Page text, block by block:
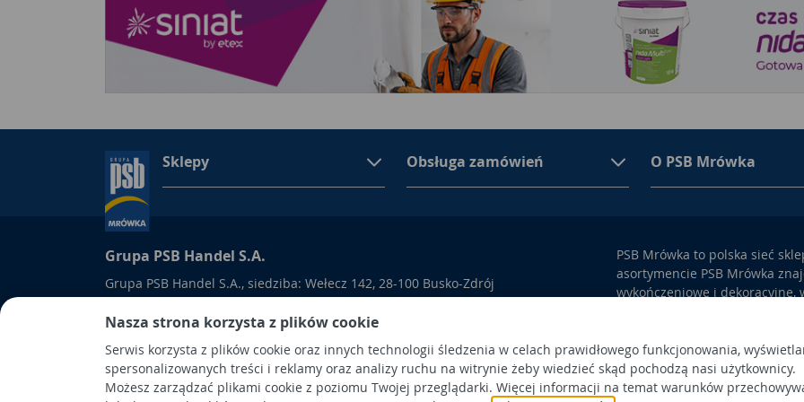
Nasza strona korzysta z plików cookie
Serwis korzysta z plików cookie oraz innych technologii śledzenia w celach prawidłowego funkcjonowania,
spersonalizowanych treści i reklamy oraz analizy ruchu na witrynie żeby wiedzieć skąd pochodzą nasi użytkownicy.
Możesz zarządzać plikami cookie z poziomu Twojej przeglądarki. Więcej informacji na temat warunków
Sklepy Obsługa zamówień O PSB Mrówka
Grupa PSB Handel S.A.
Grupa PSB Handel S.A., siedziba: Wełecz 142, 28-100 Busko-Zdrój
wpisana do Rejestru Przedsiębiorców prowadzonego przez Sąd Rejonowy w
Kielcach
kapitał wpłacony: 53.275.000,00 zł. Spółka posiada status dużego przedsiębiorcy.
PSB Mrówka to polska sieć
asortymencie PSB Mrówka
wykończeniowe i dekoracyjne,
Obowiązek
informacyjny